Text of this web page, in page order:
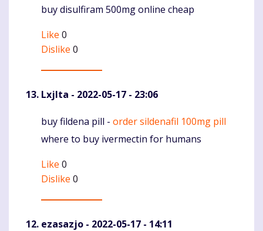
buy disulfiram 500mg online cheap
Like 0
Dislike 0
Lxjlta - 2022-05-17 - 23:06
Komentaras
buy fildena pill - order sildenafil 100mg pill
where to buy ivermectin for humans
Like 0
Dislike 0
ezasazjo - 2022-05-17 - 14:11